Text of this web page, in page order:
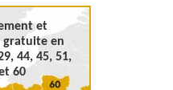
et
gratuite en
44, 45, 51,
60